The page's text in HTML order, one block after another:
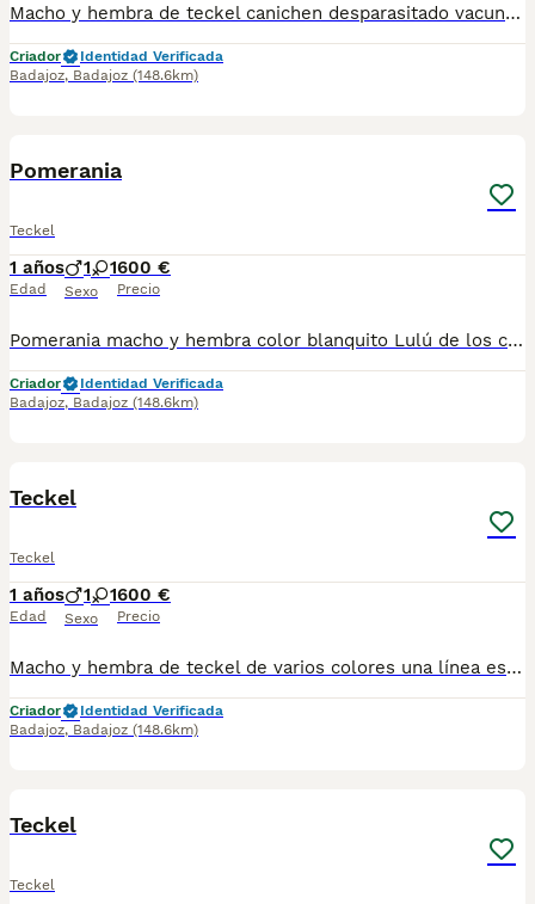
Macho y hembra de teckel canichen desparasitado vacunado pasaporte y microchip hacemos envío y puede pagar a contrareembolso para más información y vídeos contactar al teléfono 600881366 disponibles en color negro fuego y super miniatura
Criador
Identidad Verificada
Badajoz, Badajoz (148.6km)
Pomerania
Teckel
1 años
Edad
1 1
Sexo
600 €
Precio
Pomerania macho y hembra color blanquito Lulú de los chicos de todo auténtica miniatura se entregan vacunados desparasitado pasaporte microchip se puede recoger en manos se puede mandar a cualquier provincia y se puede pagar totalmente algún reembolso
Criador
Identidad Verificada
Badajoz, Badajoz (148.6km)
Teckel
Teckel
1 años
Edad
1 1
Sexo
600 €
Precio
Macho y hembra de teckel de varios colores una línea espectacular línea canichen de los chiquititos se entregan vacunados desparasitados pasaporte microchip se puede recoger en manos se puede mandar a cualquier provincia se puede pagar totalmente a contrareembolso. Tlf 600881366
Criador
Identidad Verificada
Badajoz, Badajoz (148.6km)
Teckel
Teckel